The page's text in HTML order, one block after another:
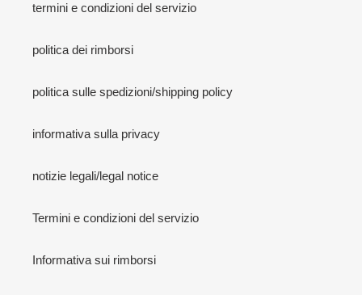
termini e condizioni del servizio
politica dei rimborsi
politica sulle spedizioni/shipping policy
informativa sulla privacy
notizie legali/legal notice
Termini e condizioni del servizio
Informativa sui rimborsi